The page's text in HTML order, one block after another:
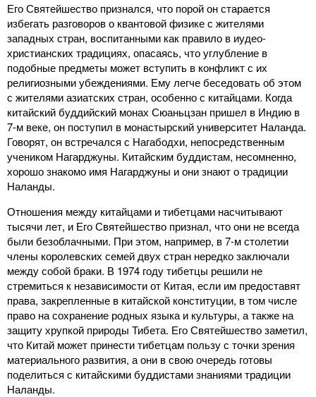
Его Святейшество признался, что порой он старается
избегать разговоров о квантовой физике с жителями
западных стран, воспитанными как правило в иудео-
христианских традициях, опасаясь, что углубление в
подобные предметы может вступить в конфликт с их
религиозными убеждениями. Ему легче беседовать об этом
с жителями азиатских стран, особенно с китайцами. Когда
китайский буддийский монах Сюаньцзан пришел в Индию в
7-м веке, он поступил в монастырский университет Наланда.
Говорят, он встречался с Нагабодхи, непосредственным
учеником Нагарджуны. Китайским буддистам, несомненно,
хорошо знакомо имя Нагарджуны и они знают о традиции
Наланды.
Отношения между китайцами и тибетцами насчитывают
тысячи лет, и Его Святейшество признал, что они не всегда
были безоблачными. При этом, например, в 7-м столетии
члены королевских семей двух стран нередко заключали
между собой браки. В 1974 году тибетцы решили не
стремиться к независимости от Китая, если им предоставят
права, закрепленные в китайской конституции, в том числе
право на сохранение родных языка и культуры, а также на
защиту хрупкой природы Тибета. Его Святейшество заметил,
что Китай может принести тибетцам пользу с точки зрения
материального развития, а они в свою очередь готовы
поделиться с китайскими буддистами знаниями традиции
Наланды.